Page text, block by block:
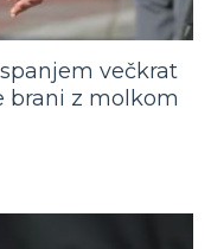
večkrat
brani z molkom